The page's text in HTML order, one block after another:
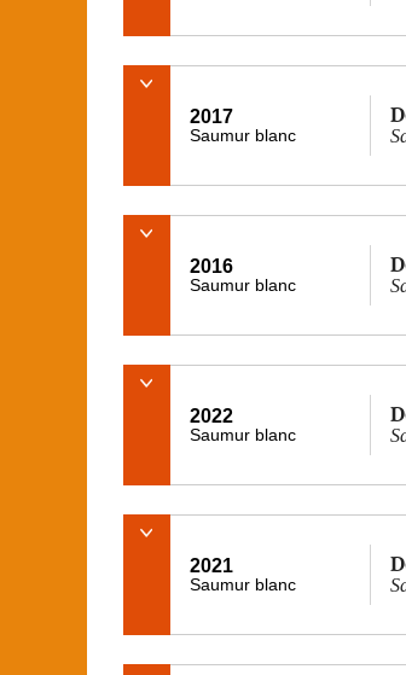
2017
Saumur blanc
2016
Saumur blanc
2022
Saumur blanc
2021
Saumur blanc